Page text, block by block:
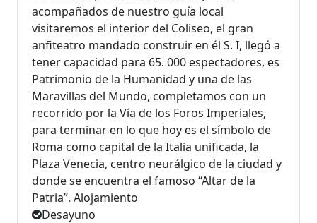
acompañados de nuestro guía local
visitaremos el interior del Coliseo, el gran
anfiteatro mandado construir en él S. I, llegó a
tener capacidad para 65. 000 espectadores, es
Patrimonio de la Humanidad y una de las
Maravillas del Mundo, completamos con un
recorrido por la Vía de los Foros Imperiales,
para terminar en lo que hoy es el símbolo de
Roma como capital de la Italia unificada, la
Plaza Venecia, centro neurálgico de la ciudad y
donde se encuentra el famoso “Altar de la
Patria”. Alojamiento
Desayuno